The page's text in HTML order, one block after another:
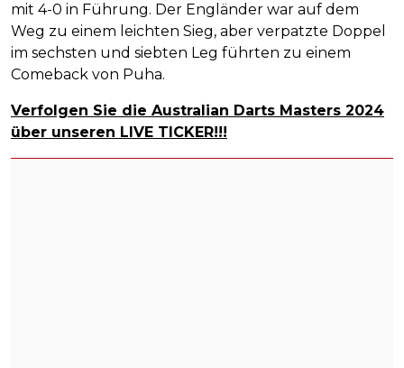
mit 4-0 in Führung. Der Engländer war auf dem
Weg zu einem leichten Sieg, aber verpatzte Doppel
im sechsten und siebten Leg führten zu einem
Comeback von Puha.
Verfolgen Sie die Australian Darts Masters 2024
über unseren LIVE TICKER!!!